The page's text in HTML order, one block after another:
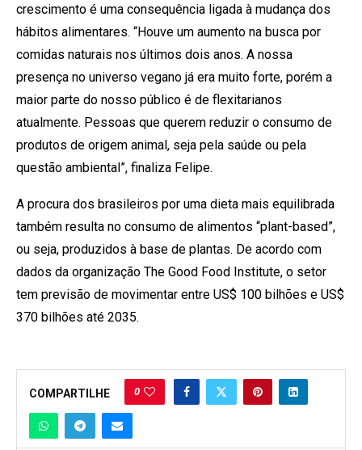
crescimento é uma consequência ligada à mudança dos
hábitos alimentares. “Houve um aumento na busca por
comidas naturais nos últimos dois anos. A nossa
presença no universo vegano já era muito forte, porém a
maior parte do nosso público é de flexitarianos
atualmente. Pessoas que querem reduzir o consumo de
produtos de origem animal, seja pela saúde ou pela
questão ambiental”, finaliza Felipe.
A procura dos brasileiros por uma dieta mais equilibrada
também resulta no consumo de alimentos “plant-based”,
ou seja, produzidos à base de plantas. De acordo com
dados da organização The Good Food Institute, o setor
tem previsão de movimentar entre US$ 100 bilhões e US$
370 bilhões até 2035.
COMPARTILHE 0